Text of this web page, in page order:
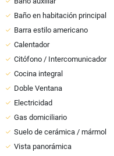
Baño en habitación principal
Barra estilo americano
Calentador
Citófono / Intercomunicador
Cocina integral
Doble Ventana
Electricidad
Gas domiciliario
Suelo de cerámica / mármol
Vista panorámica